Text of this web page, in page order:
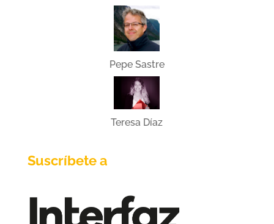
Pepe Sastre
Teresa Díaz
Suscríbete a